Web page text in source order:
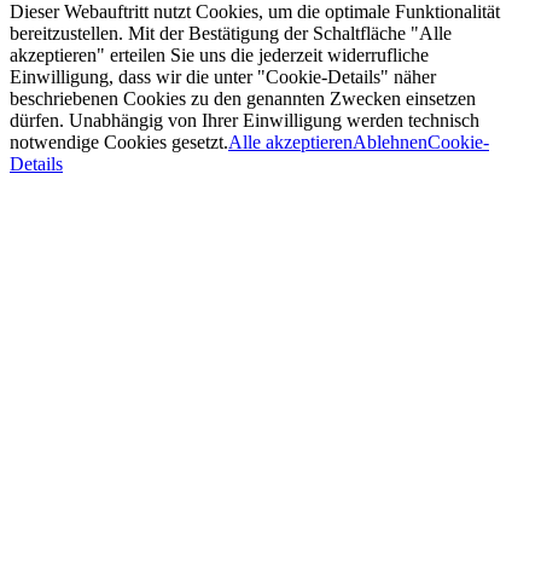
Dieser Webauftritt nutzt Cookies, um die optimale Funktionalität
bereitzustellen. Mit der Bestätigung der Schaltfläche "Alle
akzeptieren" erteilen Sie uns die jederzeit widerrufliche
Einwilligung, dass wir die unter "Cookie-Details" näher
beschriebenen Cookies zu den genannten Zwecken einsetzen
dürfen. Unabhängig von Ihrer Einwilligung werden technisch
notwendige Cookies gesetzt.Alle akzeptierenAblehnenCookie-
Details